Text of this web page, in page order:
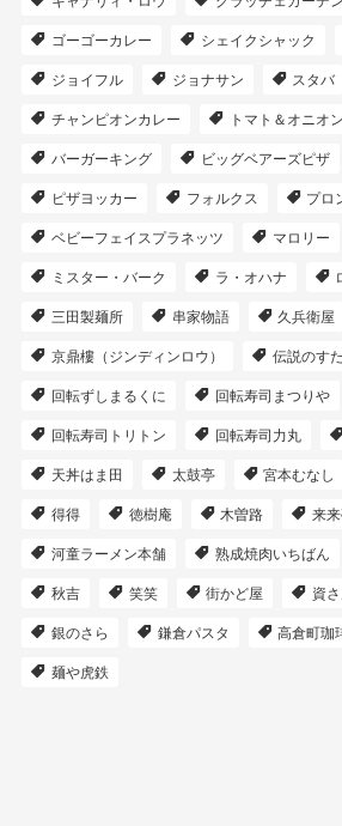
ゴーゴーカレー シェイクシャック
ジョイフル ジョナサン スタバ
チャンピオンカレー トマト＆オニオン
バーガーキング ビッグベアーズピザ
ピザヨッカー フォルクス プロ
ベビーフェイスプラネッツ マロリー
ミスター・バーク ラ・オハナ
三田製麺所 串家物語 久兵衛屋
京鼎樓（ジンディンロウ） 伝説のす
回転ずしまるくに 回転寿司まつりや
回転寿司トリトン 回転寿司力丸
天丼はま田 太鼓亭 宮本むなし
得得 徳樹庵 木曽路 来
河童ラーメン本舗 熟成焼肉いちばん
秋吉 笑笑 街かど屋 資
銀のさら 鎌倉パスタ 高倉町珈
麺や虎鉄